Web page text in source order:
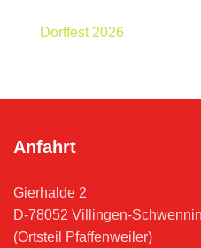
Dorffest 2026
Anfahrt
Gierhalde 2
D-78052 Villingen-
(Ortsteil Pfaffenweiler)